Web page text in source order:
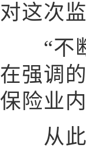
对这次
“不断
在强调
保险业
从此